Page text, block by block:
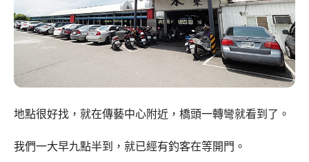
地點很好找，就在傳藝中心附近，橋頭一轉彎就看到了。
我們一大早九點半到，就已經有釣客在等開門。